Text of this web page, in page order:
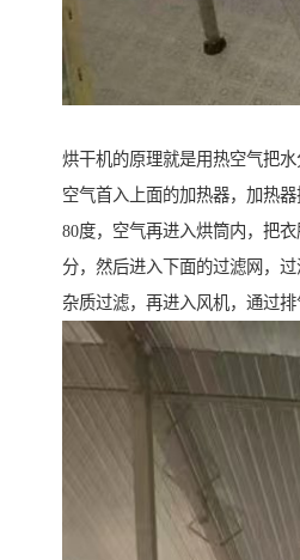
烘干机的原理就是用热空气把
空气首入上面的加热器，加热
80度，空气再进入烘筒内，把
分，然后进入下面的过滤网，
杂质过滤，再进入风机，通过